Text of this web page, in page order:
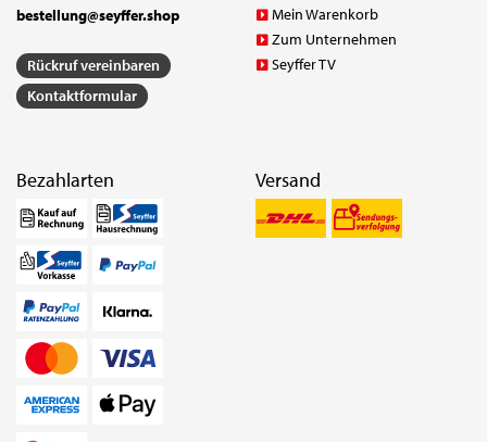
bestellung@seyffer.shop
Rückruf vereinbaren
Kontaktformular
Mein Warenkorb
Zum Unternehmen
Seyffer TV
Bezahlarten Versand